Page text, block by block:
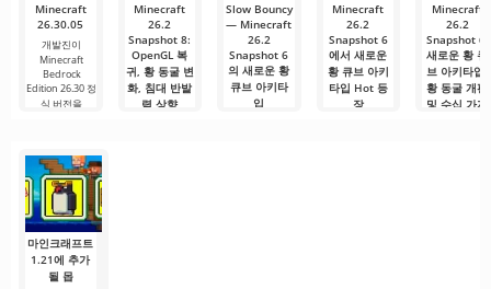
Minecraft
26.30.05
개발진이
Minecraft
Bedrock
Edition 26.30 정
식 버전을
Minecraft
26.2
Snapshot 8:
OpenGL 복
귀, 황 동굴 변
화, 침대 반발
력 상향
Slow Bouncy
— Minecraft
26.2
Snapshot 6
의 새로운 황
큐브 아키타
입
Minecraft
26.2
Snapshot 6
에서 새로운
황 큐브 아키
타입 Hot 등
장
Minecraft
26.2
Snapshot 6:
새로운 황 큐
브 아키타입,
황 동굴 개편
및 수십 가지
마인크래프트
1.21에 추가
될 몹